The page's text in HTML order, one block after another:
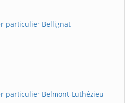
particulier Bellignat
particulier Belmont-Luthézieu